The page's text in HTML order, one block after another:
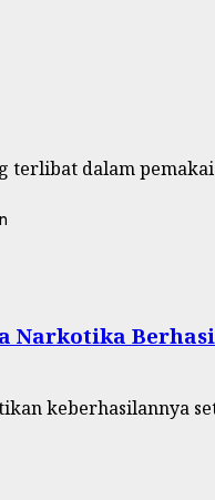
terlibat dalam
Narkotika
keberhasilannya